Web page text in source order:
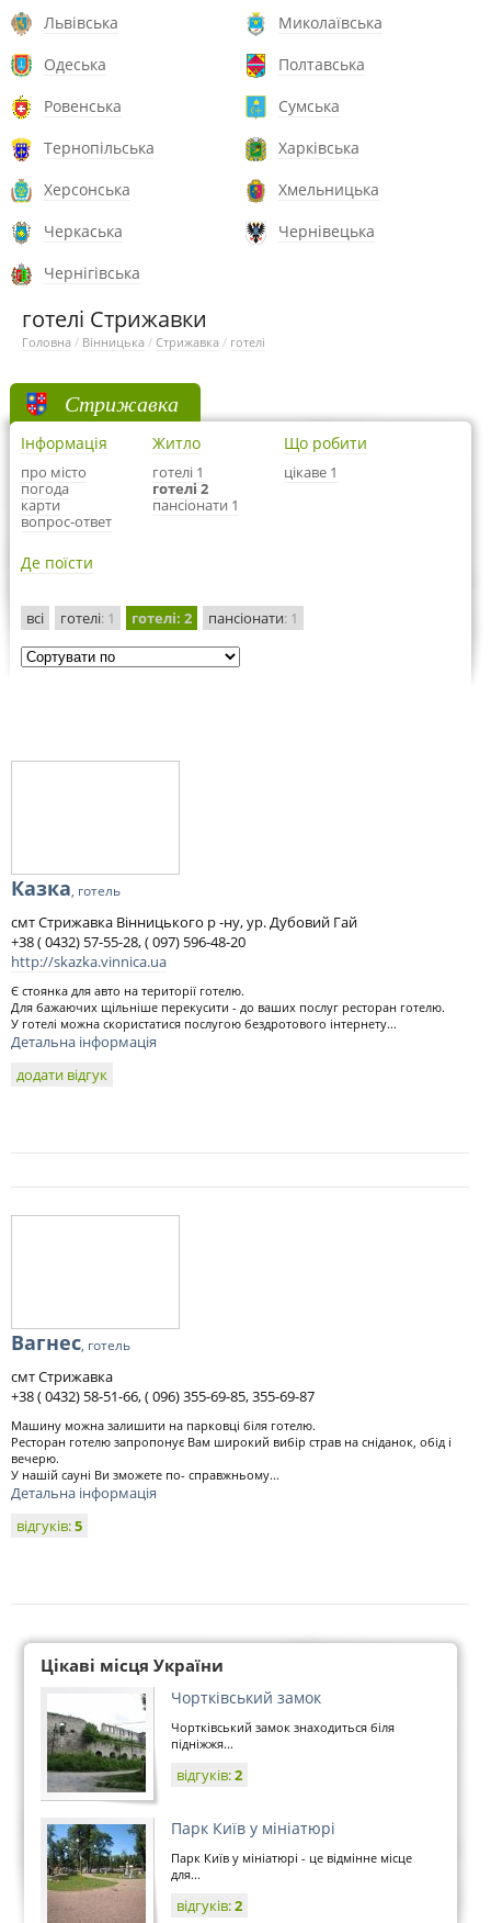
Львівська
Миколаївська
Одеська
Полтавська
Ровенська
Сумська
Тернопільська
Харківська
Херсонська
Хмельницька
Черкаська
Чернівецька
Чернігівська
готелі Стрижавки
Головна / Вінницька / Стрижавка / готелі
Стрижавка
Інформація
про місто
погода
карти
вопрос-ответ
Житло
готелі 1
готелі 2
пансіонати 1
Що робити
цікаве 1
Де поїсти
всі готелі: 1 готелі: 2 пансіонати: 1
Казка, готель
смт Стрижавка Вінницького р -ну, ур. Дубовий Гай
+38 ( 0432) 57-55-28, ( 097) 596-48-20
http://skazka.vinnica.ua
Є стоянка для авто на території готелю.
Для бажаючих щільніше перекусити - до ваших послуг ресторан готелю.
У готелі можна скористатися послугою бездротового інтернету...
Детальна інформація
додати відгук
Вагнес, готель
смт Стрижавка
+38 ( 0432) 58-51-66, ( 096) 355-69-85, 355-69-87
Машину можна залишити на парковці біля готелю.
Ресторан готелю запропонує Вам широкий вибір страв на сніданок, обід і
вечерю.
У нашій сауні Ви зможете по- справжньому...
Детальна інформація
відгуків:5
Цікаві місця України
Чортківський замок
Чортківський замок знаходиться біля
підніжжя...
відгуків:2
Парк Київ у мініатюрі
Парк Київ у мініатюрі - це відмінне місце
для...
відгуків:2